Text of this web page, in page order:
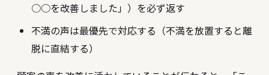
○○を改善しました」）を必ず返す
不満の声は最優先で対応する（不満を放置すると離
脱に直結する）